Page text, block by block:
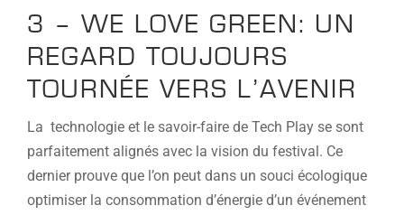
3 – WE LOVE GREEN: UN
REGARD TOUJOURS
TOURNÉE VERS L’AVENIR
La technologie et le savoir-faire de Tech Play se sont
parfaitement alignés avec la vision du festival. Ce
dernier prouve que l’on peut dans un souci écologique
optimiser la consommation d’énergie d’un événement